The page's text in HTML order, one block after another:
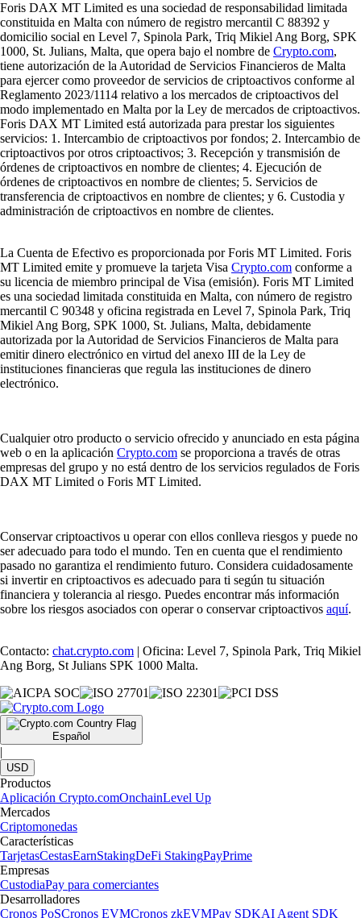
Foris DAX MT Limited es una sociedad de responsabilidad limitada
constituida en Malta con número de registro mercantil C 88392 y
domicilio social en Level 7, Spinola Park, Triq Mikiel Ang Borg, SPK
1000, St. Julians, Malta, que opera bajo el nombre de Crypto.com,
tiene autorización de la Autoridad de Servicios Financieros de Malta
para ejercer como proveedor de servicios de criptoactivos conforme al
Reglamento 2023/1114 relativo a los mercados de criptoactivos del
modo implementado en Malta por la Ley de mercados de criptoactivos.
Foris DAX MT Limited está autorizada para prestar los siguientes
servicios: 1. Intercambio de criptoactivos por fondos; 2. Intercambio de
criptoactivos por otros criptoactivos; 3. Recepción y transmisión de
órdenes de criptoactivos en nombre de clientes; 4. Ejecución de
órdenes de criptoactivos en nombre de clientes; 5. Servicios de
transferencia de criptoactivos en nombre de clientes; y 6. Custodia y
administración de criptoactivos en nombre de clientes.
La Cuenta de Efectivo es proporcionada por Foris MT Limited. Foris
MT Limited emite y promueve la tarjeta Visa Crypto.com conforme a
su licencia de miembro principal de Visa (emisión). Foris MT Limited
es una sociedad limitada constituida en Malta, con número de registro
mercantil C 90348 y oficina registrada en Level 7, Spinola Park, Triq
Mikiel Ang Borg, SPK 1000, St. Julians, Malta, debidamente
autorizada por la Autoridad de Servicios Financieros de Malta para
emitir dinero electrónico en virtud del anexo III de la Ley de
instituciones financieras que regula las instituciones de dinero
electrónico.
Cualquier otro producto o servicio ofrecido y anunciado en esta página
web o en la aplicación Crypto.com se proporciona a través de otras
empresas del grupo y no está dentro de los servicios regulados de Foris
DAX MT Limited o Foris MT Limited.
Conservar criptoactivos u operar con ellos conlleva riesgos y puede no
ser adecuado para todo el mundo. Ten en cuenta que el rendimiento
pasado no garantiza el rendimiento futuro. Considera cuidadosamente
si invertir en criptoactivos es adecuado para ti según tu situación
financiera y tolerancia al riesgo. Puedes encontrar más información
sobre los riesgos asociados con operar o conservar criptoactivos aquí.
Contacto: chat.crypto.com | Oficina: Level 7, Spinola Park, Triq Mikiel
Ang Borg, St Julians SPK 1000 Malta.
Español
|
USD
Productos
Aplicación Crypto.comOnchainLevel Up
Mercados
Criptomonedas
Características
TarjetasCestasEarnStakingDeFi StakingPayPrime
Empresas
CustodiaPay para comerciantes
Desarrolladores
Cronos PoSCronos EVMCronos zkEVMPay SDKAI Agent SDK